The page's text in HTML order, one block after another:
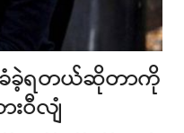
ခံခဲ့ရတယ်ဆိုတာကို
ဝီလျံ